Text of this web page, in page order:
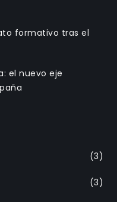
formativo tras el
el nuevo eje
(3)
(3)